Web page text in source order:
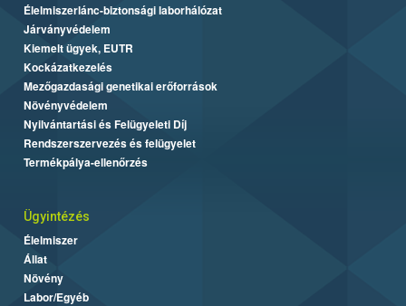
Élelmiszerlánc-biztonsági laborhálózat
Járványvédelem
Kiemelt ügyek, EUTR
Kockázatkezelés
Mezőgazdasági genetikai erőforrások
Növényvédelem
Nyilvántartási és Felügyeleti Díj
Rendszerszervezés és felügyelet
Termékpálya-ellenőrzés
Ügyintézés
Élelmiszer
Állat
Növény
Labor/Egyéb